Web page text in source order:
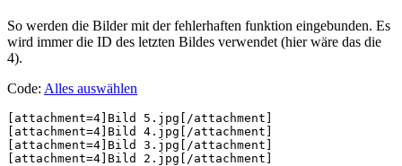
So werden die Bilder mit der fehlerhaften funktion eingebunden. Es
wird immer die ID des letzten Bildes verwendet (hier wäre das die
4).
Code: Alles auswählen
[attachment=4]Bild 5.jpg[/attachment]
[attachment=4]Bild 4.jpg[/attachment]
[attachment=4]Bild 3.jpg[/attachment]
[attachment=4]Bild 2.jpg[/attachment]